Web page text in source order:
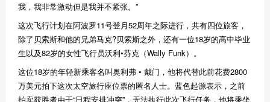
我，我非常激动但是我并不紧张。”
这次飞行计划在阿波罗11号登月52周年之际进行，共有四位旅客，
除了贝索斯和他的兄弟马克?贝索斯之外，还有一位18岁的高中毕业
生以及82岁的女性飞行员沃利•芬克（Wally Funk）。
这位18岁的年轻新乘客名叫奥利弗 • 戴门，他将代替此前花费2800
万美元拍下这次太空旅行座位票的匿名人士。蓝色起源表示，之前
拍卖获胜者由于“日程安排冲突”，无法执行此次飞行任务，他将乘坐